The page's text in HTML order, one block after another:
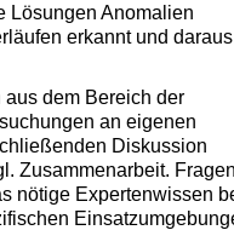
Lösungen Anomalien
erkannt und daraus
dem Bereich der
an eigenen
Diskussion
Zusammenarbeit.
nötige Expertenwissen